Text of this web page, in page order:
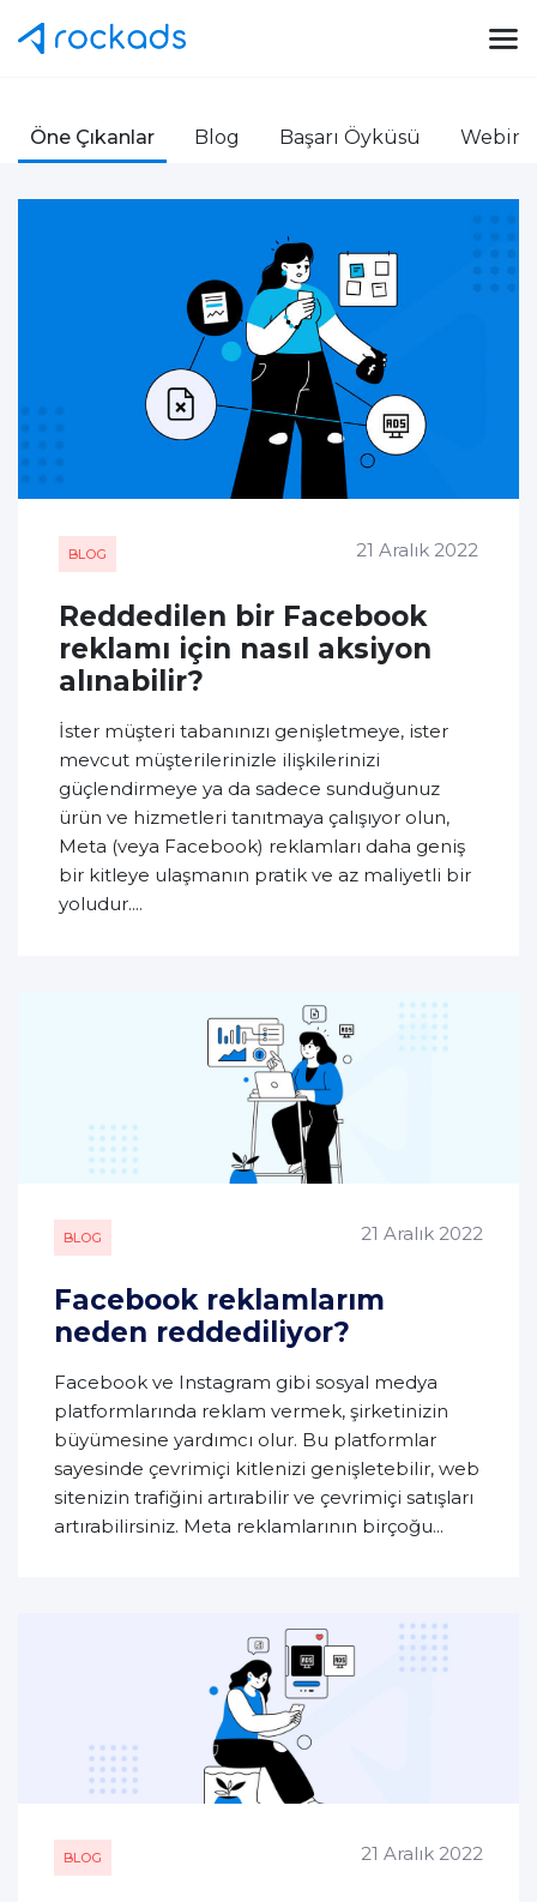
Öne Çıkanlar Blog Başarı Öyküsü
BLOG 21 Aralık 2022
Reddedilen bir Facebook
reklamı için nasıl aksiyon
alınabilir?
İster müşteri tabanınızı genişletmeye, ister
mevcut müşterilerinizle ilişkilerinizi
güçlendirmeye ya da sadece sunduğunuz
ürün ve hizmetleri tanıtmaya çalışıyor olun,
Meta (veya Facebook) reklamları daha geniş
bir kitleye ulaşmanın pratik ve az maliyetli bir
yoludur....
BLOG 21 Aralık 2022
Facebook reklamlarım
neden reddediliyor?
Facebook ve Instagram gibi sosyal medya
platformlarında reklam vermek, şirketinizin
büyümesine yardımcı olur. Bu platformlar
sayesinde çevrimiçi kitlenizi genişletebilir, web
sitenizin trafiğini artırabilir ve çevrimiçi satışları
artırabilirsiniz. Meta reklamlarının birçoğu...
BLOG 21 Aralık 2022